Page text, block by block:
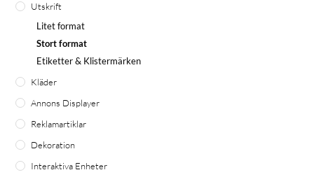
Utskrift
Litet format
Stort format
Etiketter & Klistermärken
Kläder
Annons Displayer
Reklamartiklar
Dekoration
Interaktiva Enheter